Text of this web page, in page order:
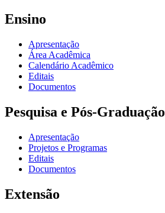
Ensino
Apresentação
Área Acadêmica
Calendário Acadêmico
Editais
Documentos
Pesquisa e Pós-Graduação
Apresentação
Projetos e Programas
Editais
Documentos
Extensão